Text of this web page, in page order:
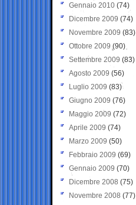
Gennaio 2010 (74)
Dicembre 2009 (74)
Novembre 2009 (83)
Ottobre 2009 (90)
Settembre 2009 (83)
Agosto 2009 (56)
Luglio 2009 (83)
Giugno 2009 (76)
Maggio 2009 (72)
Aprile 2009 (74)
Marzo 2009 (50)
Febbraio 2009 (69)
Gennaio 2009 (70)
Dicembre 2008 (75)
Novembre 2008 (77)